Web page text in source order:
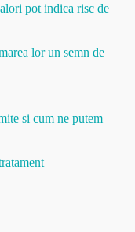
pot indica risc de
lor un semn de
si cum ne putem